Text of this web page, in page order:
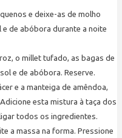
e deixe-as de molho
de abóbora durante a noite
o millet tufado, as bagas de
e de abóbora. Reserve.
e a manteiga de amêndoa,
esta mistura à taça dos
todos os ingredientes.
a massa na forma. Pressione